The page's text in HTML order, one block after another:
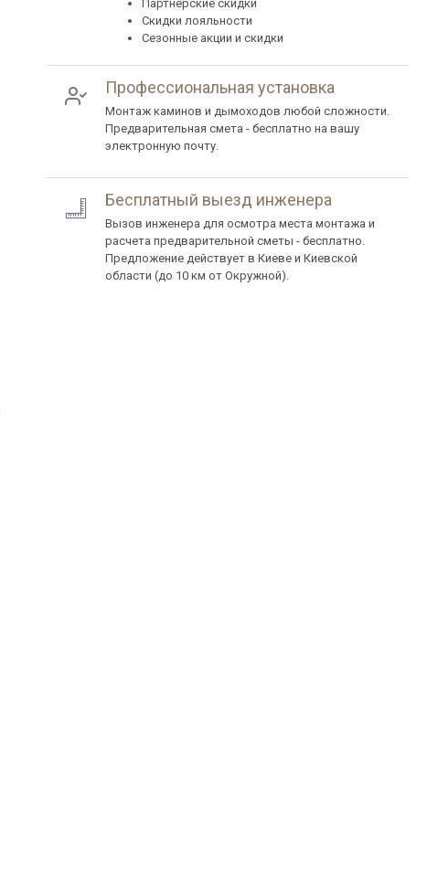
Партнерские скидки
Скидки лояльности
Сезонные акции и скидки
Профессиональная установка
Монтаж каминов и дымоходов любой сложности.
Предварительная смета - бесплатно на вашу
электронную почту.
Бесплатный выезд инженера
Вызов инженера для осмотра места монтажа и
расчета предварительной сметы - бесплатно.
Предложение действует в Киеве и Киевской
области (до 10 км от Окружной).